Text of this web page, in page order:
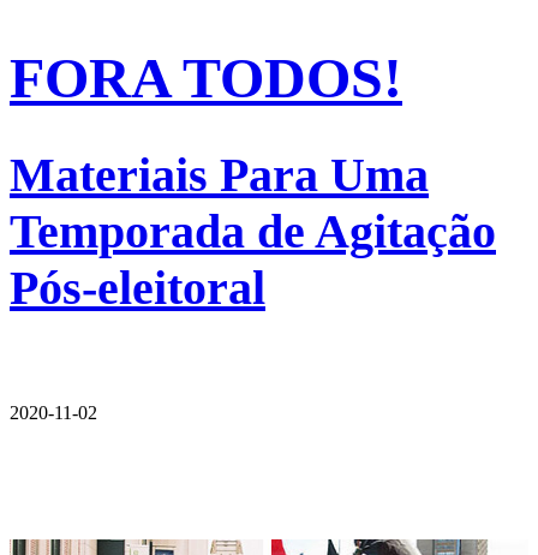
FORA TODOS!
Materiais Para Uma
Temporada de Agitação
Pós-eleitoral
2020-11-02